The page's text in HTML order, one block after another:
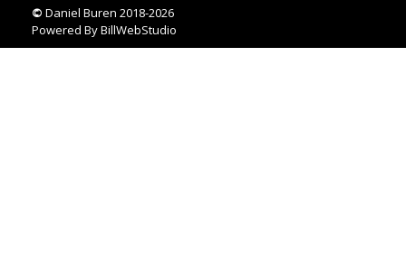
© Daniel Buren 2018-2026
Powered ByBillWebStudio